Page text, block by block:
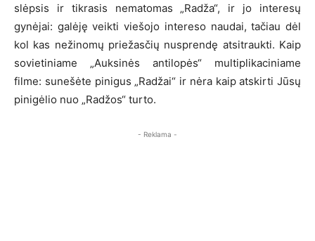
slėpsis ir tikrasis nematomas „Radža“, ir jo interesų
gynėjai: galėję veikti viešojo intereso naudai, tačiau dėl
kol kas nežinomų priežasčių nusprendę atsitraukti. Kaip
sovietiniame „Auksinės antilopės“ multiplikaciniame
filme: sunešėte pinigus „Radžai“ ir nėra kaip atskirti Jūsų
pinigėlio nuo „Radžos“ turto.
- Reklama -